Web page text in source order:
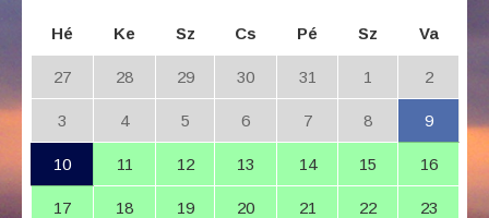
Hé Ke Sz Cs Pé Sz Va
27 28 29 30 31 1 2
3 4 5 6 7 8 9
10 11 12 13 14 15 16
17 18 19 20 21 22 23